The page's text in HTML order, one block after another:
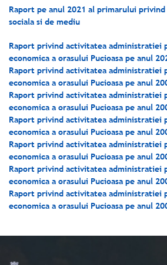
Raport pe anul 2021 al primarului privind
sociala si de mediu
Raport privind activitatea administratiei
economica a orasului Pucioasa pe anul
Raport privind activitatea administratiei
economica a orasului Pucioasa pe anul
Raport privind activitatea administratiei
economica a orasului Pucioasa pe anul
Raport privind activitatea administratiei
economica a orasului Pucioasa pe anul
Raport privind activitatea administratiei
economica a orasului Pucioasa pe anul
Raport privind activitatea administratiei
economica a orasului Pucioasa pe anul
Raport privind activitatea administratiei
economica a orasului Pucioasa pe anul